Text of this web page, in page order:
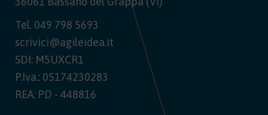
Tel. 049 798 5693
scrivici@agileidea.it
SDI: M5UXCR1
P.Iva.: 05174230283
REA: PD - 448816